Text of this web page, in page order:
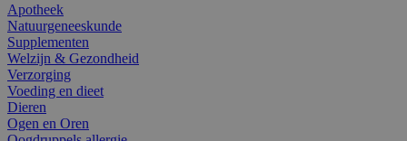
Apotheek
Natuurgeneeskunde
Supplementen
Welzijn & Gezondheid
Verzorging
Voeding en dieet
Dieren
Ogen en Oren